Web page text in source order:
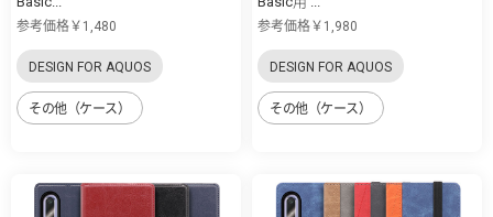
参考価格￥1,480
DESIGN FOR AQUOS
その他（ケース）
参考価格￥1,980
DESIGN FOR AQUOS
その他（ケース）